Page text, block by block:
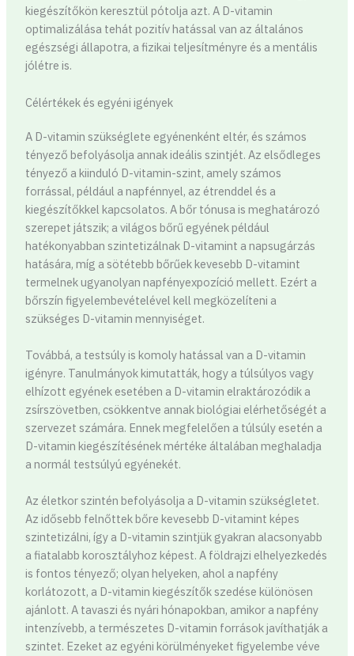
kiegészítőkön keresztül pótolja azt. A D-vitamin
optimalizálása tehát pozitív hatással van az általános
egészségi állapotra, a fizikai teljesítményre és a mentális
jólétre is.
Célértékek és egyéni igények
A D-vitamin szükséglete egyénenként eltér, és számos
tényező befolyásolja annak ideális szintjét. Az elsődleges
tényező a kiinduló D-vitamin-szint, amely számos
forrással, például a napfénnyel, az étrenddel és a
kiegészítőkkel kapcsolatos. A bőr tónusa is meghatározó
szerepet játszik; a világos bőrű egyének például
hatékonyabban szintetizálnak D-vitamint a napsugárzás
hatására, míg a sötétebb bőrűek kevesebb D-vitamint
termelnek ugyanolyan napfényexpozíció mellett. Ezért a
bőrszín figyelembevételével kell megközelíteni a
szükséges D-vitamin mennyiséget.
Továbbá, a testsúly is komoly hatással van a D-vitamin
igényre. Tanulmányok kimutatták, hogy a túlsúlyos vagy
elhízott egyének esetében a D-vitamin elraktározódik a
zsírszövetben, csökkentve annak biológiai elérhetőségét a
szervezet számára. Ennek megfelelően a túlsúly esetén a
D-vitamin kiegészítésének mértéke általában meghaladja
a normál testsúlyú egyénekét.
Az életkor szintén befolyásolja a D-vitamin szükségletet.
Az idősebb felnőttek bőre kevesebb D-vitamint képes
szintetizálni, így a D-vitamin szintjük gyakran alacsonyabb
a fiatalabb korosztályhoz képest. A földrajzi elhelyezkedés
is fontos tényező; olyan helyeken, ahol a napfény
korlátozott, a D-vitamin kiegészítők szedése különösen
ajánlott. A tavaszi és nyári hónapokban, amikor a napfény
intenzívebb, a természetes D-vitamin források javíthatják a
szintet. Ezeket az egyéni körülményeket figyelembe véve